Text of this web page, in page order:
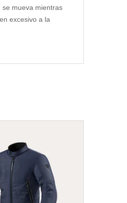
mueva mientras
excesivo a la